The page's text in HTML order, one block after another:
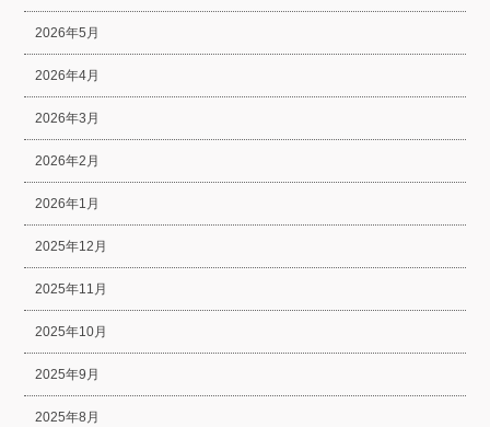
2026年5月
2026年4月
2026年3月
2026年2月
2026年1月
2025年12月
2025年11月
2025年10月
2025年9月
2025年8月